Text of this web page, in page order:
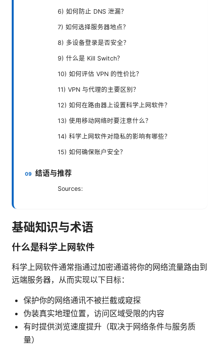
6) 如何防止 DNS 泄漏？
7) 如何选择服务器地点？
8) 多设备登录是否安全？
9) 什么是 Kill Switch？
10) 如何评估 VPN 的性价比？
11) VPN 与代理的主要区别？
12) 如何在路由器上设置科学上网软件？
13) 使用移动网络时要注意什么？
14) 科学上网软件对隐私的影响有哪些？
15) 如何确保账户安全？
结语与推荐
Sources:
基础知识与术语
什么是科学上网软件
科学上网软件通常指通过加密通道将你的网络流量路由到
远端服务器，从而实现以下目标：
保护你的网络通讯不被拦截或窥探
伪装真实地理位置，访问区域受限的内容
有时提供浏览速度提升（取决于网络条件与服务质
量）